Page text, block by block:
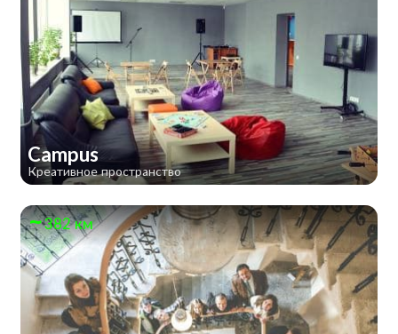
Campus
Креативное пространство
382 км